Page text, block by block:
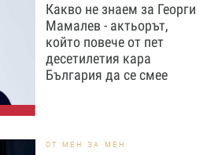
Какво не знаем за Георги
Мамалев - актьорът,
който повече от пет
десетилетия кара
България да се смее
ОТ МЕН ЗА МЕН